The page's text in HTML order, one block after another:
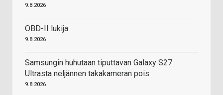
9.8.2026
OBD-II lukija
9.8.2026
Samsungin huhutaan tiputtavan Galaxy S27
Ultrasta neljännen takakameran pois
9.8.2026